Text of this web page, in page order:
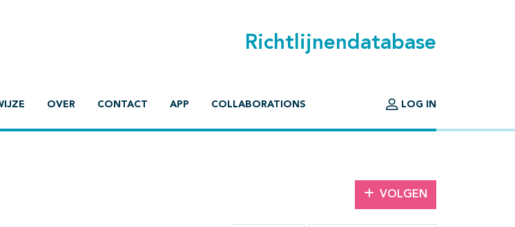
Richtlijnendatabase
OVER CONTACT APP COLLABORATIONS LOG IN
VOLGEN